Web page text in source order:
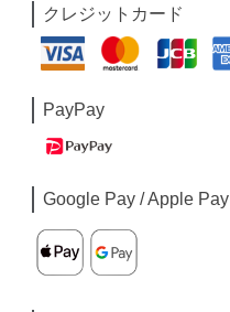
クレジットカード
PayPay
Google Pay / Apple Pay